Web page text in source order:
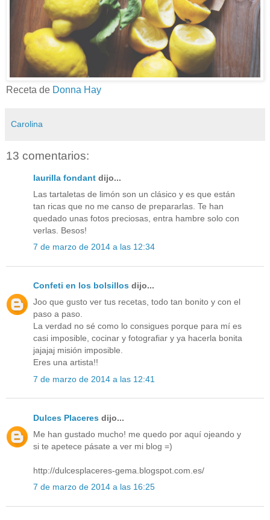
Receta de Donna Hay
Carolina
13 comentarios:
laurilla fondant dijo...
Las tartaletas de limón son un clásico y es que están
tan ricas que no me canso de prepararlas. Te han
quedado unas fotos preciosas, entra hambre solo con
verlas. Besos!
7 de marzo de 2014 a las 12:34
Confeti en los bolsillos dijo...
Joo que gusto ver tus recetas, todo tan bonito y con el
paso a paso.
La verdad no sé como lo consigues porque para mí es
casi imposible, cocinar y fotografiar y ya hacerla bonita
jajajaj misión imposible.
Eres una artista!!
7 de marzo de 2014 a las 12:41
Dulces Placeres dijo...
Me han gustado mucho! me quedo por aquí ojeando y
si te apetece pásate a ver mi blog =)
http://dulcesplaceres-gema.blogspot.com.es/
7 de marzo de 2014 a las 16:25